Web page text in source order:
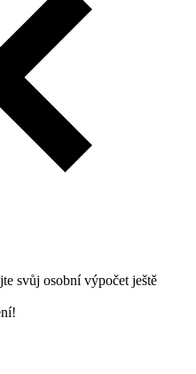
svůj osobní výpočet ještě